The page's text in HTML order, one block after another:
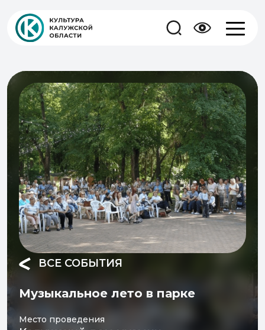
ВСЕ СОБЫТИЯ
Музыкальное лето в парке
Место проведения